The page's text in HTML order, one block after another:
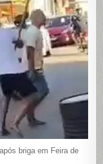
briga em Feira de